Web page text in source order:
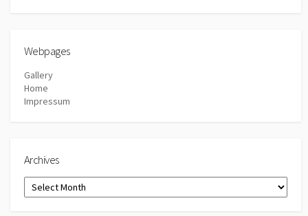
Webpages
Gallery
Home
Impressum
Archives
Archives